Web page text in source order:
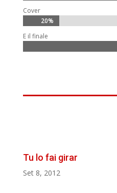
Cover
20%
20%
E il finale
Tu lo fai girar
Set 8, 2012